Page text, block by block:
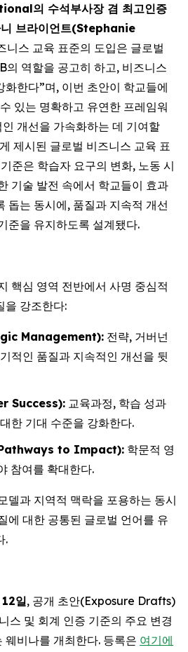
의 수석부사장 겸 최고인증
브라이언트(Stephanie
니스 교육 표준의 도입은 글로벌
의 역할을 공고히 하고, 비즈니스
화한다”며, 이번 초안이 학교들에
있는 명확하고 유연한 프레임워
개선을 가속화하는 데 기여할
제시된 글로벌 비즈니스 교육 표
준은 학습자 요구의 변화, 노동 시
기술 발전 속에서 학교들이 효과
돕는 동시에, 품질과 지속적 개선
준을 유지하도록 설계됐다.
핵심 영역 전반에서 사명 중심적
을 강조한다:
Management): 전략, 거버넌
적인 품질과 지속적인 개선을 뒷
Success): 교육과정, 학습 성과
한 기대 수준을 강화한다.
to Impact): 학문적 영
참여를 확대한다.
델과 지역적 맥락을 포용하는 동시
에 대한 공통된 글로벌 언어를 유
.
일, 공개 초안(Exposure Drafts)
스 및 회계 인증 기준의 주요 변경
비나를 개최한다. 등록은 여기에